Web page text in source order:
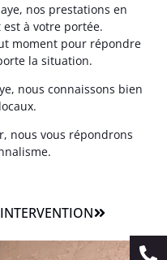
nos prestations en
à votre portée.
moment pour répondre
la situation.
nous connaissons bien
nous vous répondrons